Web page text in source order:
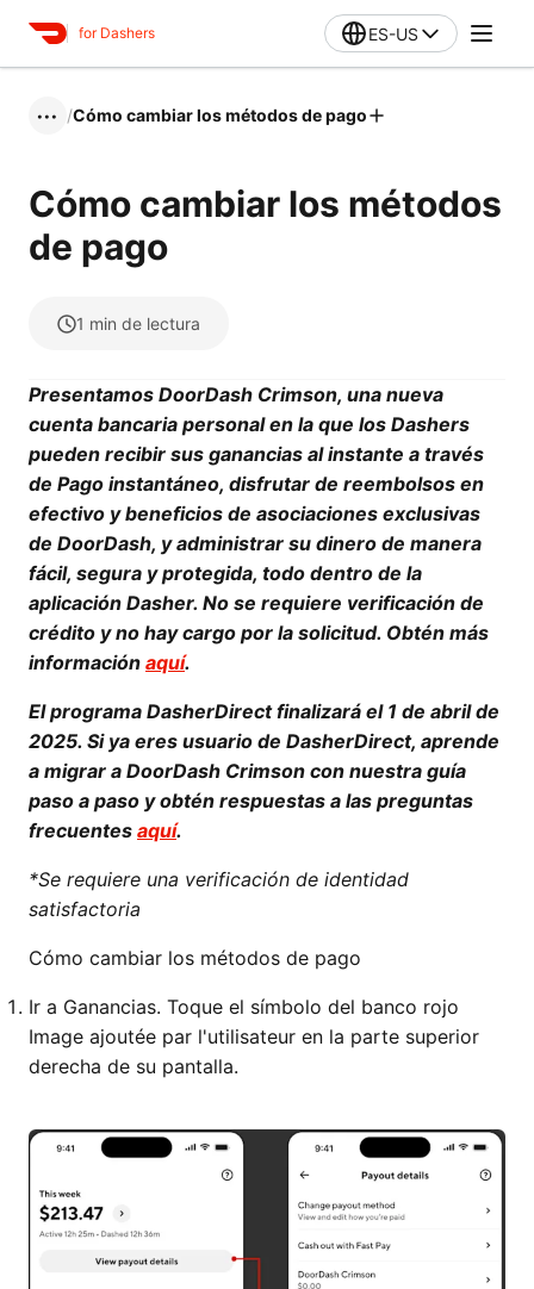
for Dashers ES-US
••• /Cómo cambiar los métodos de pago
Cómo cambiar los métodos
de pago
1 min de lectura
Presentamos DoorDash Crimson, una nueva
cuenta bancaria personal en la que los Dashers
pueden recibir sus ganancias al instante a través
de Pago instantáneo, disfrutar de reembolsos en
efectivo y beneficios de asociaciones exclusivas
de DoorDash, y administrar su dinero de manera
fácil, segura y protegida, todo dentro de la
aplicación Dasher. No se requiere verificación de
crédito y no hay cargo por la solicitud. Obtén más
información aquí.
El programa DasherDirect finalizará el 1 de abril de
2025. Si ya eres usuario de DasherDirect, aprende
a migrar a DoorDash Crimson con nuestra guía
paso a paso y obtén respuestas a las preguntas
frecuentes aquí.
*Se requiere una verificación de identidad
satisfactoria
Cómo cambiar los métodos de pago
Ir a Ganancias. Toque el símbolo del banco rojo
Image ajoutée par l'utilisateur en la parte superior
derecha de su pantalla.